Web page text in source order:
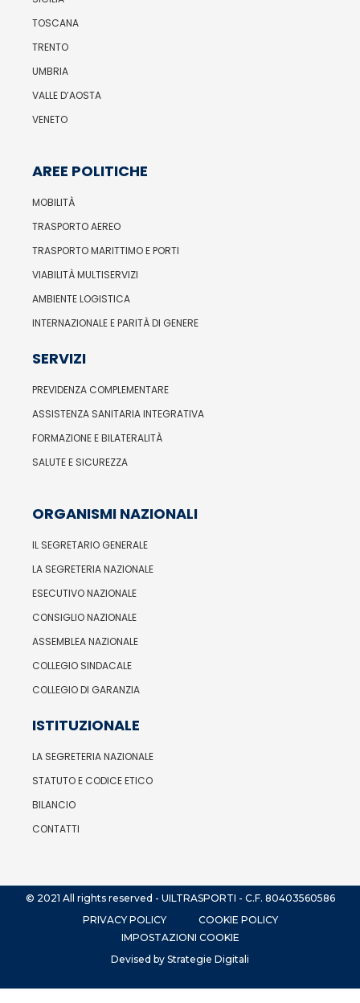
TOSCANA
TRENTO
UMBRIA
VALLE D’AOSTA
VENETO
AREE POLITICHE
MOBILITÀ
TRASPORTO AEREO
TRASPORTO MARITTIMO E PORTI
VIABILITÀ MULTISERVIZI
AMBIENTE LOGISTICA
INTERNAZIONALE E PARITÀ DI GENERE
SERVIZI
PREVIDENZA COMPLEMENTARE
ASSISTENZA SANITARIA INTEGRATIVA
FORMAZIONE E BILATERALITÀ
SALUTE E SICUREZZA
ORGANISMI NAZIONALI
IL SEGRETARIO GENERALE
LA SEGRETERIA NAZIONALE
ESECUTIVO NAZIONALE
CONSIGLIO NAZIONALE
ASSEMBLEA NAZIONALE
COLLEGIO SINDACALE
COLLEGIO DI GARANZIA
ISTITUZIONALE
LA SEGRETERIA NAZIONALE
STATUTO E CODICE ETICO
BILANCIO
CONTATTI
© 2021 All rights reserved - UILTRASPORTI - C.F. 80403560586
PRIVACY POLICY
COOKIE POLICY
IMPOSTAZIONI COOKIE
Devised by Strategie Digitali